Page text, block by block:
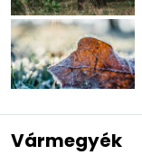
Vármegyék